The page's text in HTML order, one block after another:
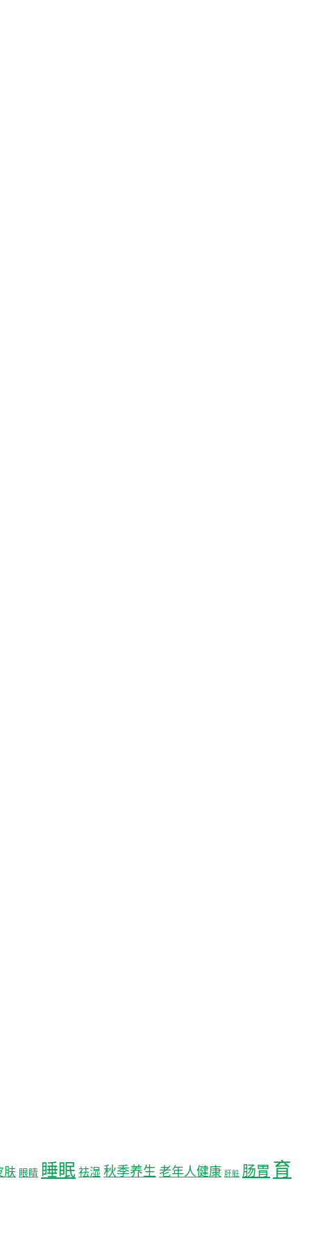
肤 眼睛 睡眠 祛湿 秋季养生 老年人健康 肝脏 肠胃 育